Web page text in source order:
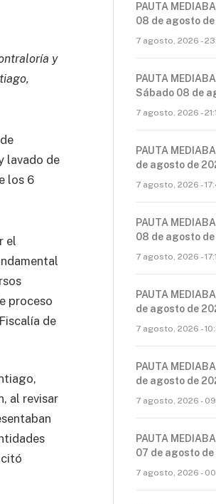
y
lavado de
los 6
el
proceso
de
al revisar
PAUTA
08 de agosto
7 agosto, 2026 -
PAUTA
Sábado 08 de
7 agosto, 2026 -
PAUTA
de agosto de
7 agosto, 2026 -
PAUTA
08 de agosto
7 agosto, 2026 -
PAUTA
de agosto de
7 agosto, 2026 -
PAUTA
de agosto de
7 agosto, 2026 -
PAUTA
07 de agosto
7 agosto, 2026 -